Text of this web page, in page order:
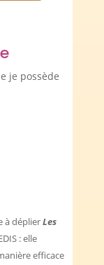
je possède
à déplierLes
: elle
efficace